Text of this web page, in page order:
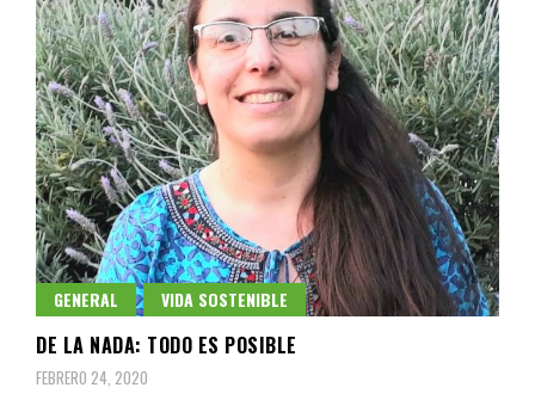
GENERAL VIDA SOSTENIBLE
DE LA NADA: TODO ES POSIBLE
FEBRERO 24, 2020